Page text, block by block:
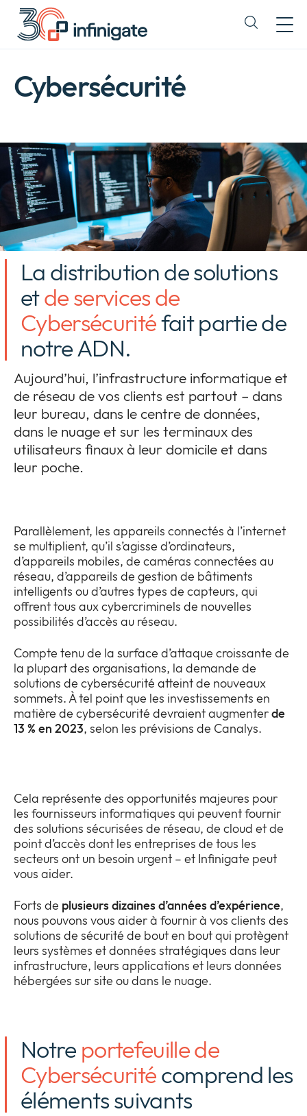
Passer
contenu
Expand
Entreprise
sub
menu
Newsroom
or
Vie privée
Cybersécurité
La distribution de solutions
etde services de
Cybersécuritéfait partie de
notre ADN.
Aujourd’hui, l’infrastructure informatique et
de réseau de vos clients est partout – dans
leur bureau, dans le centre de données,
dans le nuage et sur les terminaux des
utilisateurs finaux à leur domicile et dans
leur poche.
Parallèlement, les appareils connectés à l’internet
se multiplient, qu’il s’agisse d’ordinateurs,
d’appareils mobiles, de caméras connectées au
réseau, d’appareils de gestion de bâtiments
intelligents ou d’autres types de capteurs, qui
offrent tous aux cybercriminels de nouvelles
possibilités d’accès au réseau.
Compte tenu de la surface d’attaque croissante de
la plupart des organisations, la demande de
solutions de cybersécurité atteint de nouveaux
sommets. À tel point que les investissements en
matière de cybersécurité devraient augmenterde
13 % en 2023, selon les prévisions de Canalys.
Cela représente des opportunités majeures pour
les fournisseurs informatiques qui peuvent fournir
des solutions sécurisées de réseau, de cloud et de
point d’accès dont les entreprises de tous les
secteurs ont un besoin urgent – et Infinigate peut
vous aider.
Forts de plusieurs dizaines d’années d’expérience,
nous pouvons vous aider à fournir à vos clients des
solutions de sécurité de bout en bout qui protègent
leurs systèmes et données stratégiques dans leur
infrastructure, leurs applications et leurs données
hébergées sur site ou dans le nuage.
Notre portefeuille de
Cybersécuritécomprend les
éléments suivants